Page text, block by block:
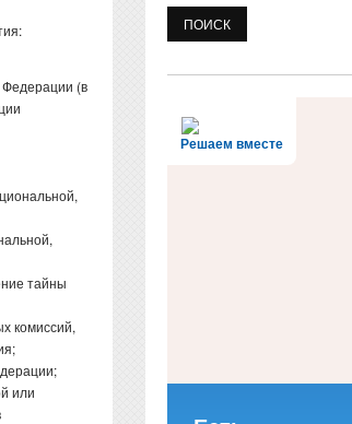
Федерации (в
тайны
комиссий,
или
Решаем вместе